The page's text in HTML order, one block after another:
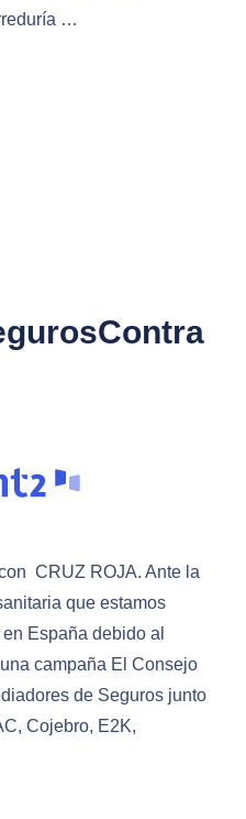
…
CRUZ ROJA. Ante la
que estamos
España debido al
campaña El Consejo
de Seguros junto
Cojebro, E2K,